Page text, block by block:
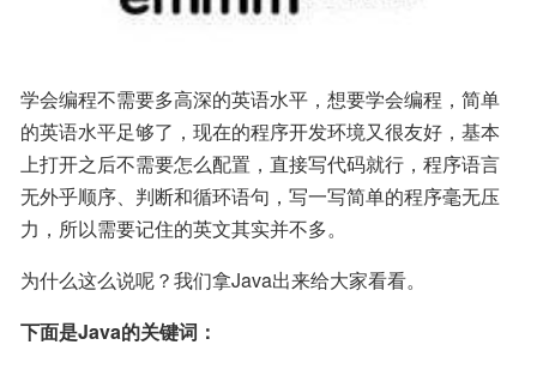
学会编程不需要多高深的英语水平，想要学会编程，简单
的英语水平足够了，现在的程序开发环境又很友好，基本
上打开之后不需要怎么配置，直接写代码就行，程序语言
无外乎顺序、判断和循环语句，写一写简单的程序毫无压
力，所以需要记住的英文其实并不多。
为什么这么说呢？我们拿Java出来给大家看看。
下面是Java的关键词：